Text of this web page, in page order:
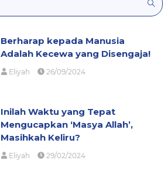
Berharap kepada Manusia
Adalah Kecewa yang Disengaja!
Eliyah 26/09/2024
Inilah Waktu yang Tepat
Mengucapkan ‘Masya Allah’,
Masihkah Keliru?
Eliyah 29/02/2024